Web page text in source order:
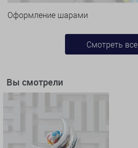
Оформление шарами
Смотреть все
Вы смотрели